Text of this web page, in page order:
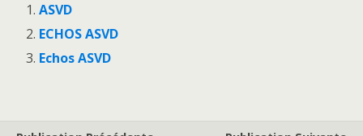
ASVD
ECHOS ASVD
Echos ASVD